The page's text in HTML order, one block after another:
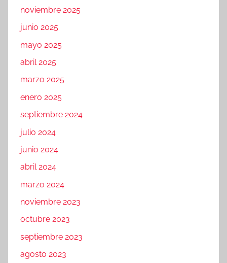
noviembre 2025
junio 2025
mayo 2025
abril 2025
marzo 2025
enero 2025
septiembre 2024
julio 2024
junio 2024
abril 2024
marzo 2024
noviembre 2023
octubre 2023
septiembre 2023
agosto 2023